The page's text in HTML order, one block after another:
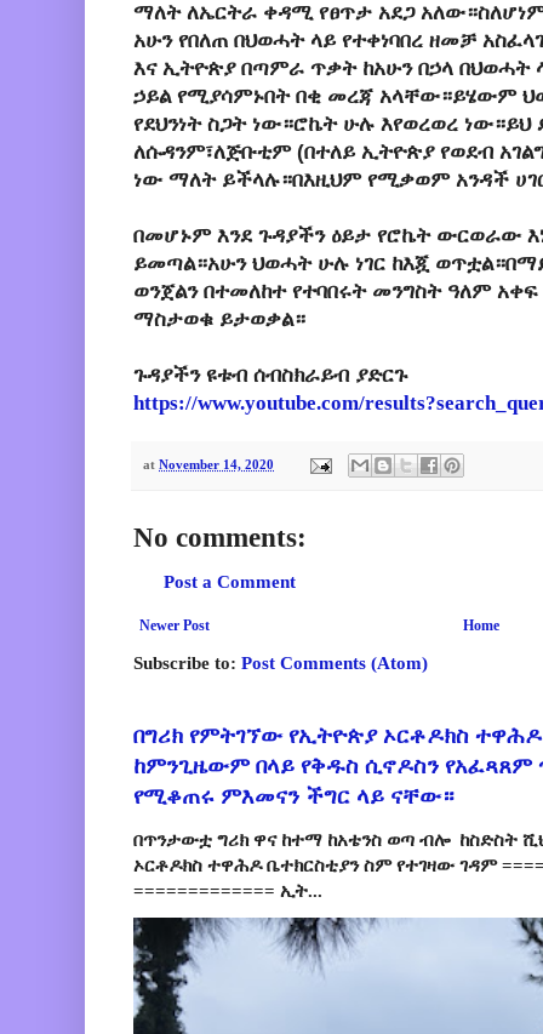
ማለት ለኤርትራ ቀዳሚ የፀጥታ አደጋ አለው።ስለሆነም
አሁን የበለጠ በህወሓት ላይ የተቀነባበረ ዘመቻ
እና ኢትዮጵያ በጣምራ ጥቃት ከአሁን በኃላ
ኃይል የሚያሳምኑበት በቂ መረጃ አላቸው።ይሄውም
የደህንነት ስጋት ነው።ሮኬት ሁሉ እየወረወረ
ለሱዳንም፣ለጅቡቲም (በተለይ ኢትዮጵያ የወደብ
ነው ማለት ይችላሉ።በእዚህም የሚቃወም አንዳች
በመሆኑም እንደ ጉዳያችን ዕይታ የሮኬት ውርወራው
ይመጣል።አሁን ህወሓት ሁሉ ነገር ከእጇ
ወንጀልን በተመለከተ የተባበሩት መንግስት ዓለም
ማስታወቁ ይታወቃል።
ጉዳያችን ዩቱብ ሰብስክራይብ ያድርጉ
https://www.youtube.com/
at November 14, 2020
No comments:
Post a Comment
Newer Post Home
Subscribe to: Post Comments (Atom)
በግሪክ የምትገኘው የኢትዮጵያ ኦርቶዶክስ
ከምንጊዜውም በላይ የቅዱስ ሲኖዶስን የአፈጻጸም
የሚቆጠሩ ምእመናን ችግር ላይ ናቸው።
በጥንታውቷ ግሪክ ዋና ከተማ ከአቴንስ ወጣ ብሎ ከስድስት
ኦርቶዶክስ ተዋሕዶ ቤተክርስቲያን ስም የተገዛው ገዳም
============= ኢት...